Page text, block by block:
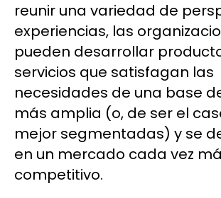
reunir una variedad de
experiencias, las
pueden desarrollar
servicios que satisfagan las
necesidades de una base
más amplia (o, de ser el
mejor segmentadas) y se
en un mercado cada vez
competitivo.